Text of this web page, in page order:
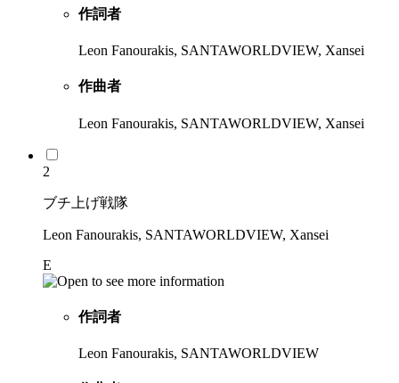
作詞者
Leon Fanourakis, SANTAWORLDVIEW, Xansei
作曲者
Leon Fanourakis, SANTAWORLDVIEW, Xansei
2
ブチ上げ戦隊
Leon Fanourakis, SANTAWORLDVIEW, Xansei
E
作詞者
Leon Fanourakis, SANTAWORLDVIEW